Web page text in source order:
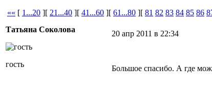
«« [ 1...20 ][ 21...40 ][ 41...60 ][ 61...80 ][ 81 82 83 84 85 86
Татьяна Соколова
гость
20 апр 2011 в 22:34
Большое спасибо. А где